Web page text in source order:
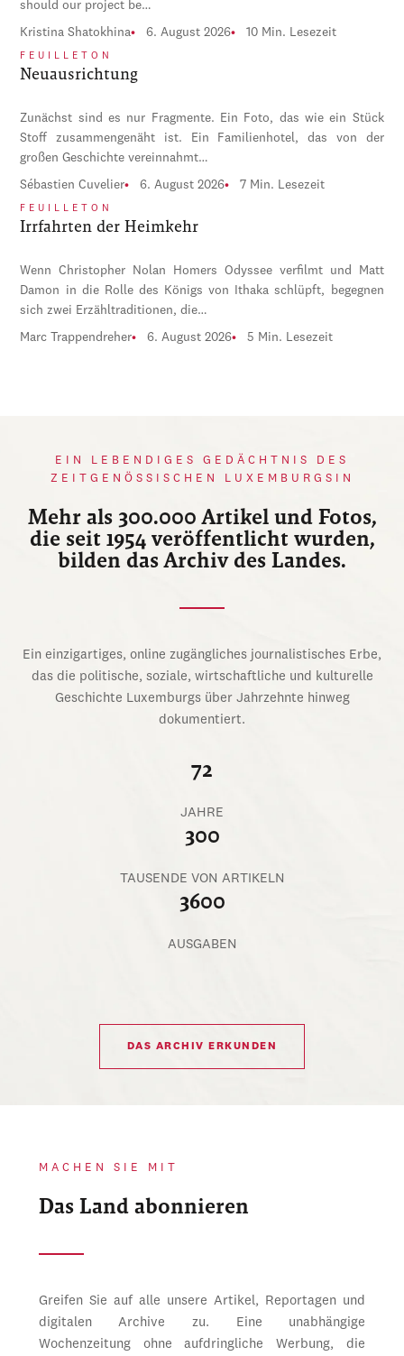
should our project be…
Kristina Shatokhina 6. August 2026 10 Min. Lesezeit
FEUILLETON
Neuausrichtung
Zunächst sind es nur Fragmente. Ein Foto, das wie ein Stück
Stoff zusammengenäht ist. Ein Familienhotel, das von der
großen Geschichte vereinnahmt…
Sébastien Cuvelier 6. August 2026 7 Min. Lesezeit
FEUILLETON
Irrfahrten der Heimkehr
Wenn Christopher Nolan Homers Odyssee verfilmt und Matt
Damon in die Rolle des Königs von Ithaka schlüpft, begegnen
sich zwei Erzähltraditionen, die…
Marc Trappendreher 6. August 2026 5 Min. Lesezeit
EIN LEBENDIGES GEDÄCHTNIS DES
ZEITGENÖSSISCHEN LUXEMBURGSIN
Mehr als 300.000 Artikel und Fotos,
die seit 1954 veröffentlicht wurden,
bilden das Archiv des Landes.
Ein einzigartiges, online zugängliches journalistisches Erbe,
das die politische, soziale, wirtschaftliche und kulturelle
Geschichte Luxemburgs über Jahrzehnte hinweg
dokumentiert.
72
JAHRE
300
TAUSENDE VON ARTIKELN
3600
AUSGABEN
DAS ARCHIV ERKUNDEN
MACHEN SIE MIT
Das Land abonnieren
Greifen Sie auf alle unsere Artikel, Reportagen und
digitalen Archive zu. Eine unabhängige
Wochenzeitung ohne aufdringliche Werbung, die